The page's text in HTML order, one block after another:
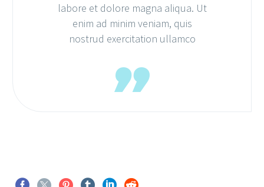
labore et dolore magna aliqua. Ut
enim ad minim veniam, quis
nostrud exercitation ullamco